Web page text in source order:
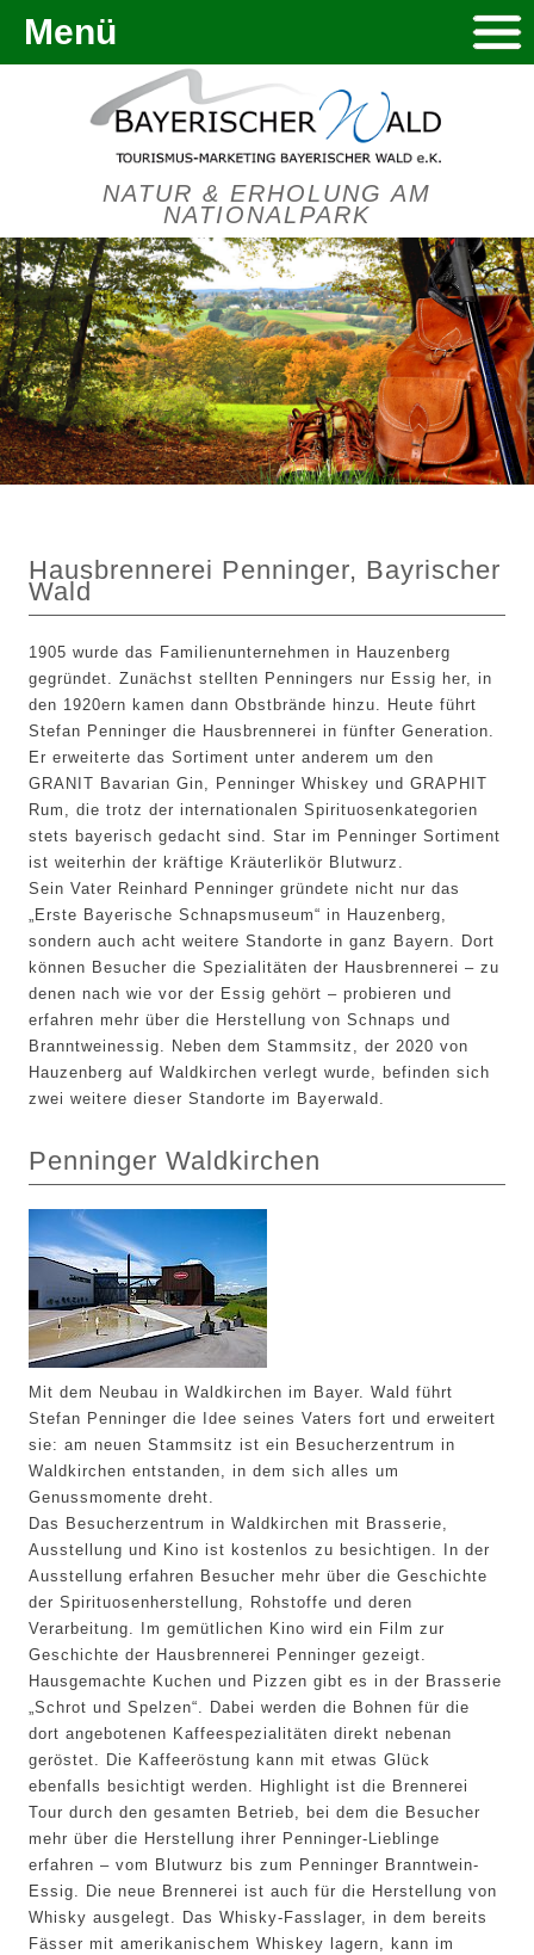
NATUR & ERHOLUNG AM
NATIONALPARK
Menü
Hausbrennerei Penninger, Bayrischer
Wald
1905 wurde das Familienunternehmen in Hauzenberg
gegründet. Zunächst stellten Penningers nur Essig her, in
den 1920ern kamen dann Obstbrände hinzu. Heute führt
Stefan Penninger die Hausbrennerei in fünfter Generation.
Er erweiterte das Sortiment unter anderem um den
GRANIT Bavarian Gin, Penninger Whiskey und GRAPHIT
Rum, die trotz der internationalen Spirituosenkategorien
stets bayerisch gedacht sind. Star im Penninger Sortiment
ist weiterhin der kräftige Kräuterlikör Blutwurz.
Sein Vater Reinhard Penninger gründete nicht nur das
Erste Bayerische Schnapsmuseum“ in Hauzenberg,
sondern auch acht weitere Standorte in ganz Bayern. Dort
können Besucher die Spezialitäten der Hausbrennerei – zu
denen nach wie vor der Essig gehört – probieren und
erfahren mehr über die Herstellung von Schnaps und
Branntweinessig. Neben dem Stammsitz, der 2020 von
Hauzenberg auf Waldkirchen verlegt wurde, befinden sich
zwei weitere dieser Standorte im Bayerwald.
Penninger Waldkirchen
Mit dem Neubau in Waldkirchen im Bayer. Wald führt
Stefan Penninger die Idee seines Vaters fort und erweitert
sie: am neuen Stammsitz ist ein Besucherzentrum in
Waldkirchen entstanden, in dem sich alles um
Genussmomente dreht.
Das Besucherzentrum in Waldkirchen mit Brasserie,
Ausstellung und Kino ist kostenlos zu besichtigen. In der
Ausstellung erfahren Besucher mehr über die Geschichte
der Spirituosenherstellung, Rohstoffe und deren
Verarbeitung. Im gemütlichen Kino wird ein Film zur
Geschichte der Hausbrennerei Penninger gezeigt.
Hausgemachte Kuchen und Pizzen gibt es in der Brasserie
Schrot und Spelzen“. Dabei werden die Bohnen für die
dort angebotenen Kaffeespezialitäten direkt nebenan
geröstet. Die Kaffeeröstung kann mit etwas Glück
ebenfalls besichtigt werden. Highlight ist die Brennerei
Tour durch den gesamten Betrieb, bei dem die Besucher
mehr über die Herstellung ihrer Penninger-Lieblinge
erfahren – vom Blutwurz bis zum Penninger Branntwein-
Essig. Die neue Brennerei ist auch für die Herstellung von
Whisky ausgelegt. Das Whisky-Fasslager, in dem bereits
Fässer mit amerikanischem Whiskey lagern, kann im